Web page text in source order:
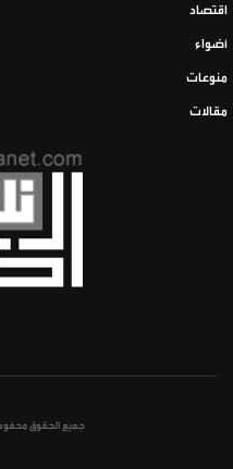
اقتصاد
أضواء
منوعات
مقالات
جميع الحقوق محفوظة